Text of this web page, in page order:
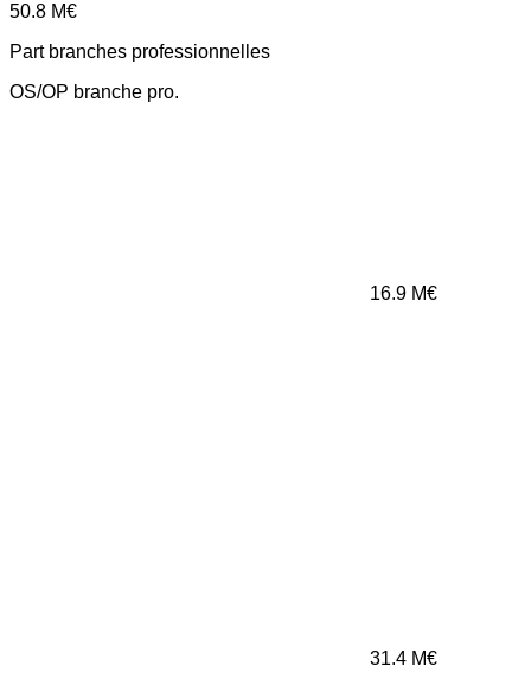
50.8 M€
Part branches professionnelles
OS/OP branche pro.
16.9 M€
31.4 M€